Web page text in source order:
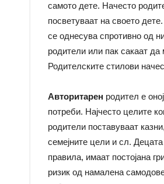
самото дете. Начесто
посветуваат на своето
се однесува спротивно од
родители или пак сакаат да
Родителските стилови
Авторитарен родител е
потреби. Наjчесто целите
родители поставуваат
семеjните цели и сл.
правила, имаат постоjана
ризик од намалена